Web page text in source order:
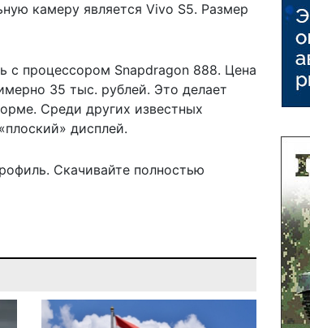
камеру является Vivo S5. Размер
с процессором Snapdragon 888. Цена
35 тыс. рублей. Это делает
Среди других известных
дисплей.
. Скачивайте полностью